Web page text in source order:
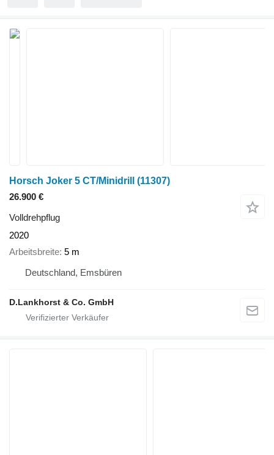
Horsch Joker 5 CT/Minidrill (11307)
26.900 €
Volldrehpflug
2020
Arbeitsbreite 5 m
Deutschland, Emsbüren
D.Lankhorst & Co. GmbH